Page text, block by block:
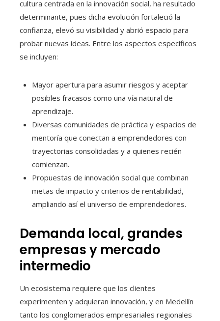
cultura centrada en la innovación social, ha resultado
determinante, pues dicha evolución fortaleció la
confianza, elevó su visibilidad y abrió espacio para
probar nuevas ideas. Entre los aspectos específicos
se incluyen:
Mayor apertura para asumir riesgos y aceptar
posibles fracasos como una vía natural de
aprendizaje.
Diversas comunidades de práctica y espacios de
mentoría que conectan a emprendedores con
trayectorias consolidadas y a quienes recién
comienzan.
Propuestas de innovación social que combinan
metas de impacto y criterios de rentabilidad,
ampliando así el universo de emprendedores.
Demanda local, grandes
empresas y mercado
intermedio
Un ecosistema requiere que los clientes
experimenten y adquieran innovación, y en Medellín
tanto los conglomerados empresariales regionales